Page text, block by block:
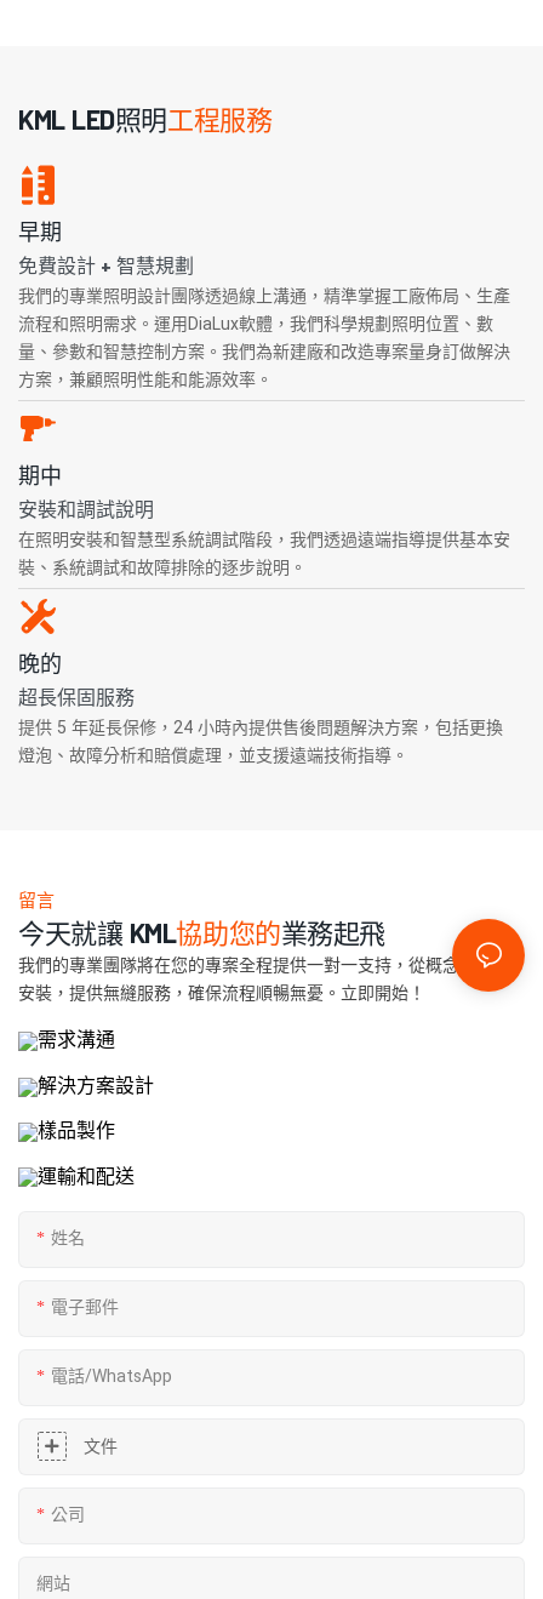
KML LED照明工程服務
早期
免費設計 + 智慧規劃
我們的專業照明設計團隊透過線上溝通，精準掌握工廠佈局、生產
流程和照明需求。運用DiaLux軟體，我們科學規劃照明位置、數
量、參數和智慧控制方案。我們為新建廠和改造專案量身訂做解決
方案，兼顧照明性能和能源效率。
期中
安裝和調試說明
在照明安裝和智慧型系統調試階段，我們透過遠端指導提供基本安
裝、系統調試和故障排除的逐步說明。
晚的
超長保固服務
提供 5 年延長保修，24 小時內提供售後問題解決方案，包括更換
燈泡、故障分析和賠償處理，並支援遠端技術指導。
留言
今天就讓 KML協助您的業務起飛
我們的專業團隊將在您的專案全程提供一對一支持，從概念設計到
安裝，提供無縫服務，確保流程順暢無憂。立即開始！
需求溝通
解決方案設計
樣品製作
運輸和配送
姓名
電子郵件
電話/WhatsApp
文件
公司
網站